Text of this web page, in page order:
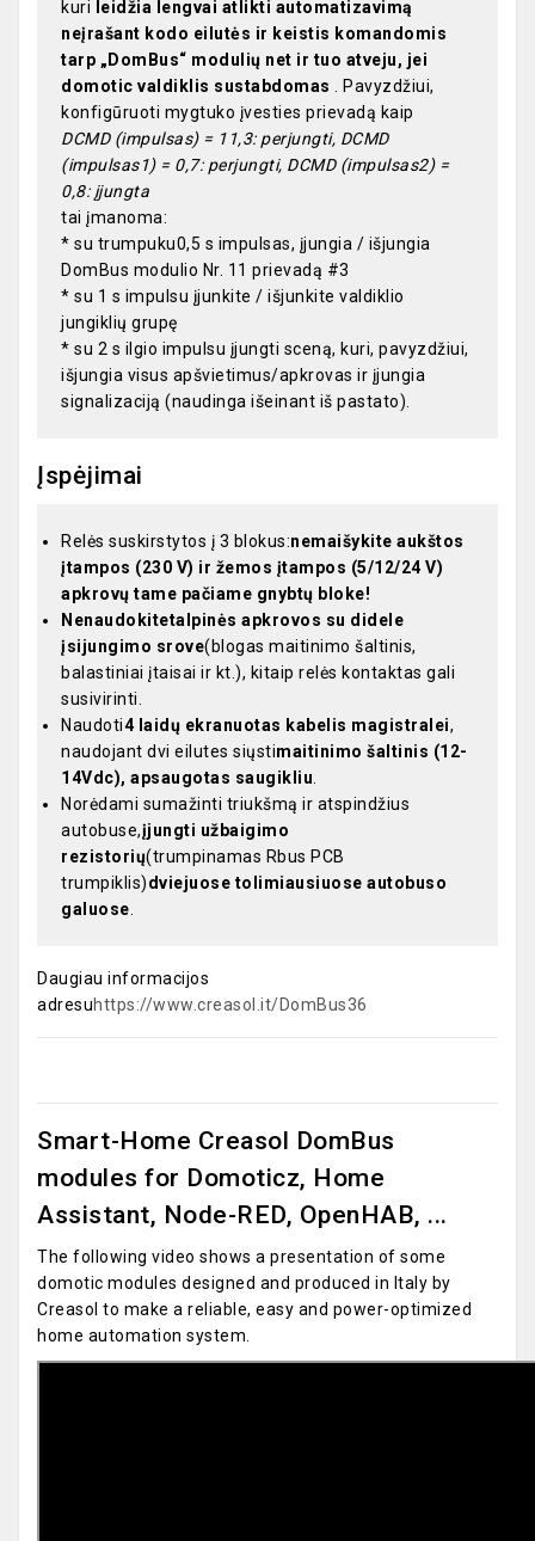
kuri
leidžia lengvai atlikti automatizavimą
neįrašant kodo eilutės ir keistis komandomis
tarp „DomBus“ modulių net ir tuo atveju, jei
domotic valdiklis sustabdomas . Pavyzdžiui,
konfigūruoti mygtuko įvesties prievadą kaip
DCMD (impulsas) = 11,3: perjungti, DCMD
(impulsas1) = 0,7: perjungti, DCMD (impulsas2) =
0,8: įjungta
tai įmanoma:
* su trumpuku0,5 s impulsas, įjungia / išjungia
DomBus modulio Nr. 11 prievadą #3
* su 1 s impulsu įjunkite / išjunkite valdiklio
jungiklių grupę
* su 2 s ilgio impulsu įjungti sceną, kuri, pavyzdžiui,
išjungia visus apšvietimus/apkrovas ir įjungia
signalizaciją (naudinga išeinant iš pastato).
Įspėjimai
Relės suskirstytos į 3 blokus:nemaišykite aukštos
įtampos (230 V) ir žemos įtampos (5/12/24 V)
apkrovų tame pačiame gnybtų bloke!
Nenaudokitetalpinės apkrovos su didele
įsijungimo srove(blogas maitinimo šaltinis,
balastiniai įtaisai ir kt.), kitaip relės kontaktas gali
susivirinti.
Naudoti4 laidų ekranuotas kabelis magistralei,
naudojant dvi eilutes siųstimaitinimo šaltinis (12-
14Vdc), apsaugotas saugikliu.
Norėdami sumažinti triukšmą ir atspindžius
autobuse,įjungti užbaigimo
rezistorių(trumpinamas Rbus PCB
trumpiklis)dviejuose tolimiausiuose autobuso
galuose.
Daugiau informacijos
adresuhttps://www.creasol.it/DomBus36
Smart-Home Creasol DomBus
modules for Domoticz, Home
Assistant, Node-RED, OpenHAB, ...
The following video shows a presentation of some
domotic modules designed and produced in Italy by
Creasol to make a reliable, easy and power-optimized
home automation system.